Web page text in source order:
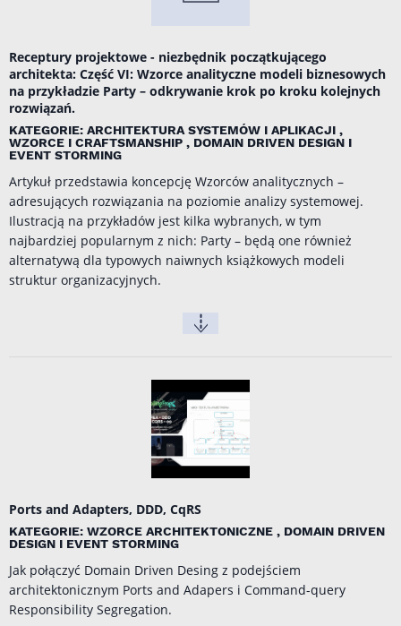
Receptury projektowe - niezbędnik początkującego
architekta: Część VI: Wzorce analityczne modeli biznesowych
na przykładzie Party – odkrywanie krok po kroku kolejnych
rozwiązań.
KATEGORIE: ARCHITEKTURA SYSTEMÓW I APLIKACJI ,
WZORCE I CRAFTSMANSHIP , DOMAIN DRIVEN DESIGN I
EVENT STORMING
Artykuł przedstawia koncepcję Wzorców analitycznych –
adresujących rozwiązania na poziomie analizy systemowej.
Ilustracją na przykładów jest kilka wybranych, w tym
najbardziej popularnym z nich: Party – będą one również
alternatywą dla typowych naiwnych książkowych modeli
struktur organizacyjnych.
Ports and Adapters, DDD, CqRS
KATEGORIE: WZORCE ARCHITEKTONICZNE , DOMAIN DRIVEN
DESIGN I EVENT STORMING
Jak połączyć Domain Driven Desing z podejściem
architektonicznym Ports and Adapers i Command-query
Responsibility Segregation.